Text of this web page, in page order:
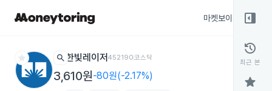
마켓보이스
star search 한빛레이저 452190코스닥
3,610원-80원(-2.17%)
right_panel_open
history
최근 본
star